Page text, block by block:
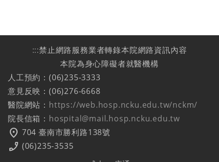
:::禁止網路服務業者轉錄本院網路資訊內容
本院為身心障礙者就醫機構
人工預約：(06)235-3333
意見反映：(06)276-6668
醫院網站： https://web.hosp.ncku.edu.tw/nckm/
院長信箱： hospital@mail.hosp.ncku.edu.tw
location_on 704 臺南市勝利路138號
phone_enabled (06)235-3535